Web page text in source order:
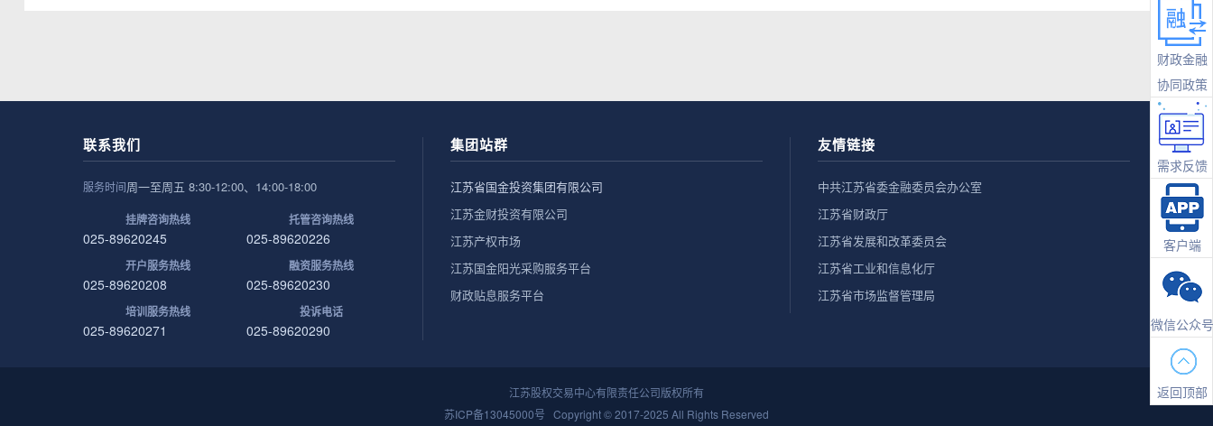
联系我们
服务时间周一至周五 8:30-12:00、14:00-18:00
挂牌咨询热线
025-89620245
托管咨询热线
025-89620226
开户服务热线
025-89620208
融资服务热线
025-89620230
培训服务热线
025-89620271
投诉电话
025-89620290
集团站群
江苏省国金投资集团有限公司
江苏金财投资有限公司
江苏产权市场
江苏国金阳光采购服务平台
财政贴息服务平台
友情链接
中共江苏省委金融委员会办公室
江苏省财政厅
江苏省发展和改革委员会
江苏省工业和信息化厅
江苏省市场监督管理局
江苏股权交易中心有限责任公司版权所有
苏ICP备13045000号 Copyright © 2017-2025 All Rights Reserved
财政金融
协同政策
需求反馈
客户端
微信公众号
返回顶部